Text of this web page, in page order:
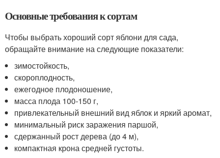
Основные требования к сортам
Чтобы выбрать хороший сорт яблони для сада,
обращайте внимание на следующие показатели:
зимостойкость,
скороплодность,
ежегодное плодоношение,
масса плода 100-150 г,
привлекательный внешний вид яблок и яркий аромат,
минимальный риск заражения паршой,
сдержанный рост дерева (до 4 м),
компактная крона средней густоты.